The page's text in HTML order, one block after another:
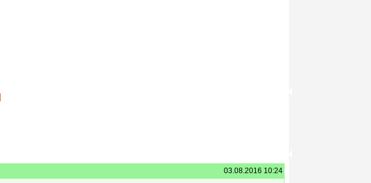
03.08.2016 10:24